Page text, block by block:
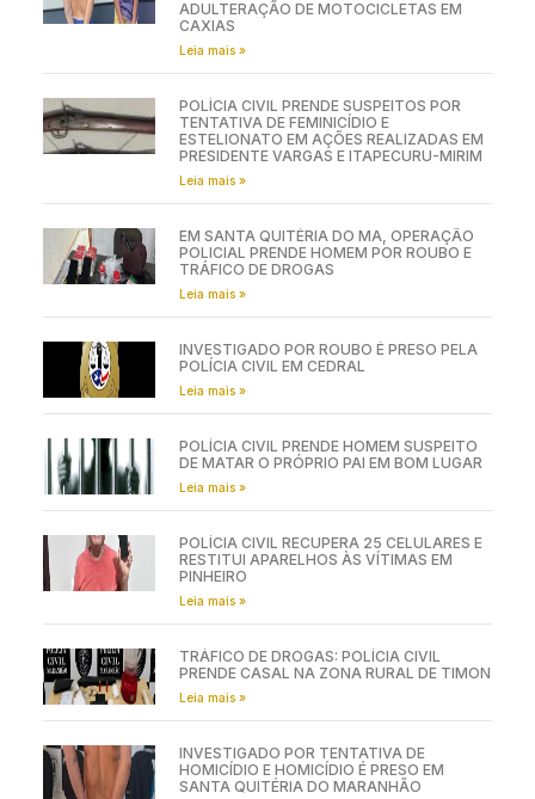
ADULTERAÇÃO DE MOTOCICLETAS EM
CAXIAS
Leia mais »
POLÍCIA CIVIL PRENDE SUSPEITOS POR
TENTATIVA DE FEMINICÍDIO E
ESTELIONATO EM AÇÕES REALIZADAS EM
PRESIDENTE VARGAS E ITAPECURU-MIRIM
Leia mais »
EM SANTA QUITÉRIA DO MA, OPERAÇÃO
POLICIAL PRENDE HOMEM POR ROUBO E
TRÁFICO DE DROGAS
Leia mais »
INVESTIGADO POR ROUBO É PRESO PELA
POLÍCIA CIVIL EM CEDRAL
Leia mais »
POLÍCIA CIVIL PRENDE HOMEM SUSPEITO
DE MATAR O PRÓPRIO PAI EM BOM LUGAR
Leia mais »
POLÍCIA CIVIL RECUPERA 25 CELULARES E
RESTITUI APARELHOS ÀS VÍTIMAS EM
PINHEIRO
Leia mais »
TRÁFICO DE DROGAS: POLÍCIA CIVIL
PRENDE CASAL NA ZONA RURAL DE TIMON
Leia mais »
INVESTIGADO POR TENTATIVA DE
HOMICÍDIO E HOMICÍDIO É PRESO EM
SANTA QUITÉRIA DO MARANHÃO